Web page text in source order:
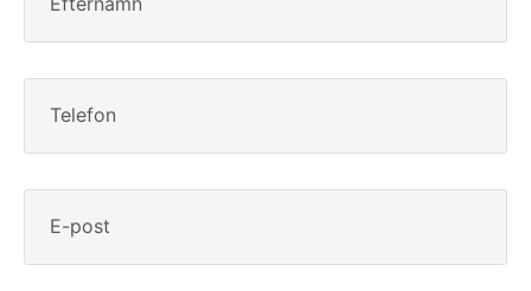
Telefon
E-post